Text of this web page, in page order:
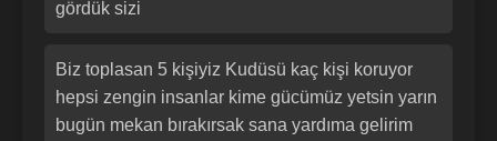
gördük sizi
Biz toplasan 5 kişiyiz Kudüsü kaç kişi koruyor
hepsi zengin insanlar kime gücümüz yetsin yarın
bugün mekan bırakırsak sana yardıma gelirim